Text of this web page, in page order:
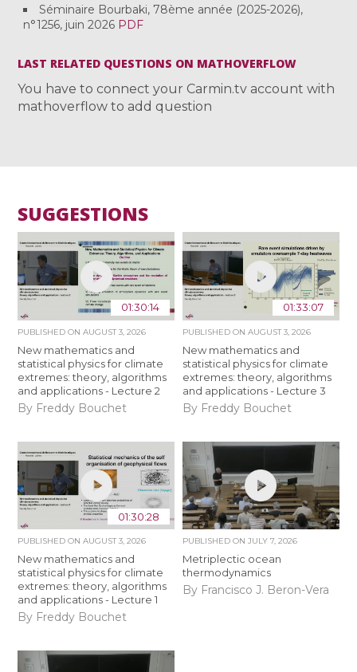
Séminaire Bourbaki, 78ème année (2025-2026),
n°1256, juin 2026 PDF
LAST RELATED QUESTIONS ON MATHOVERFLOW
You have to connect your Carmin.tv account with
mathoverflow to add question
SUGGESTIONS
01:30:14
PUBLISHED ONAUGUST 3, 2026
New mathematics and
statistical physics for climate
extremes: theory, algorithms
and applications - Lecture 2
By Freddy Bouchet
01:33:07
PUBLISHED ON AUGUST 3, 2026
New mathematics and
statistical physics for climate
extremes: theory, algorithms
and applications - Lecture 3
By Freddy Bouchet
01:30:28
PUBLISHED ONAUGUST 3, 2026
New mathematics and
statistical physics for climate
extremes: theory, algorithms
and applications - Lecture 1
By Freddy Bouchet
PUBLISHED ON JULY 7, 2026
Metriplectic ocean
thermodynamics
By Francisco J. Beron-Vera